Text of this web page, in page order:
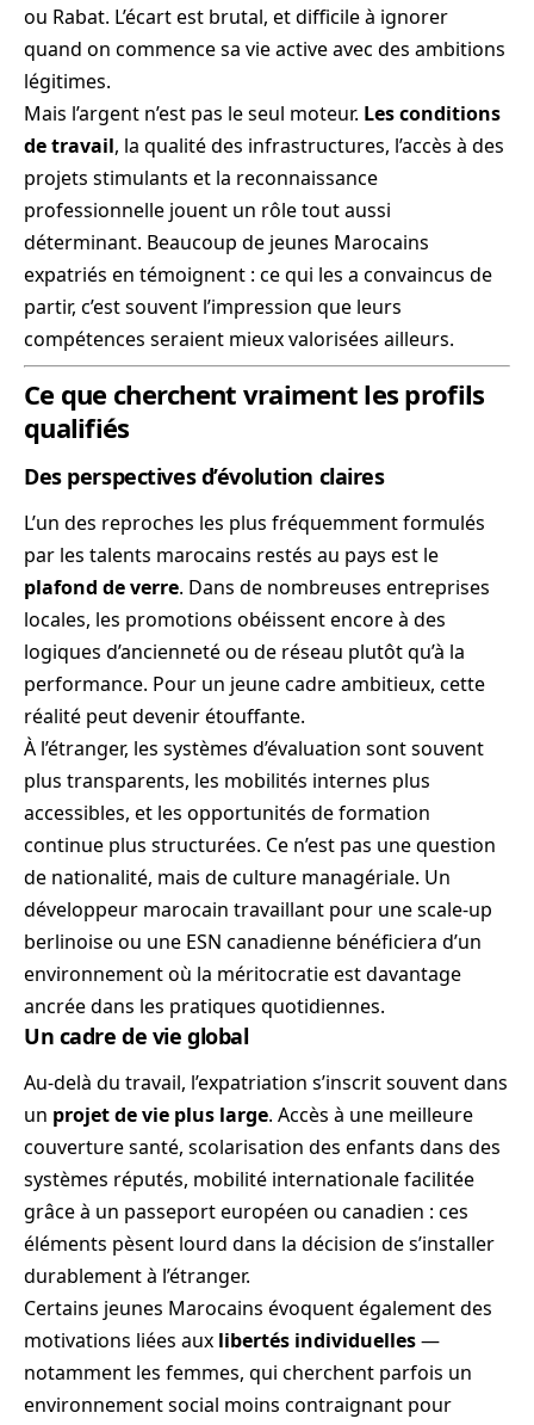
ou Rabat. L’écart est brutal, et difficile à ignorer
quand on commence sa vie active avec des ambitions
légitimes.
Mais l’argent n’est pas le seul moteur. Les conditions
de travail, la qualité des infrastructures, l’accès à des
projets stimulants et la reconnaissance
professionnelle jouent un rôle tout aussi
déterminant. Beaucoup de jeunes Marocains
expatriés en témoignent : ce qui les a convaincus de
partir, c’est souvent l’impression que leurs
compétences seraient mieux valorisées ailleurs.
Ce que cherchent vraiment les profils
qualifiés
Des perspectives d’évolution claires
L’un des reproches les plus fréquemment formulés
par les talents marocains restés au pays est le
plafond de verre. Dans de nombreuses entreprises
locales, les promotions obéissent encore à des
logiques d’ancienneté ou de réseau plutôt qu’à la
performance. Pour un jeune cadre ambitieux, cette
réalité peut devenir étouffante.
À l’étranger, les systèmes d’évaluation sont souvent
plus transparents, les mobilités internes plus
accessibles, et les opportunités de formation
continue plus structurées. Ce n’est pas une question
de nationalité, mais de culture managériale. Un
développeur marocain travaillant pour une scale-up
berlinoise ou une ESN canadienne bénéficiera d’un
environnement où la méritocratie est davantage
ancrée dans les pratiques quotidiennes.
Un cadre de vie global
Au-delà du travail, l’expatriation s’inscrit souvent dans
un projet de vie plus large. Accès à une meilleure
couverture santé, scolarisation des enfants dans des
systèmes réputés, mobilité internationale facilitée
grâce à un passeport européen ou canadien : ces
éléments pèsent lourd dans la décision de s’installer
durablement à l’étranger.
Certains jeunes Marocains évoquent également des
motivations liées aux libertés individuelles—
notamment les femmes, qui cherchent parfois un
environnement social moins contraignant pour